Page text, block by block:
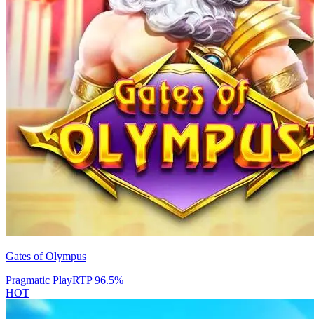
Gates of Olympus
Pragmatic PlayRTP96.5%
HOT